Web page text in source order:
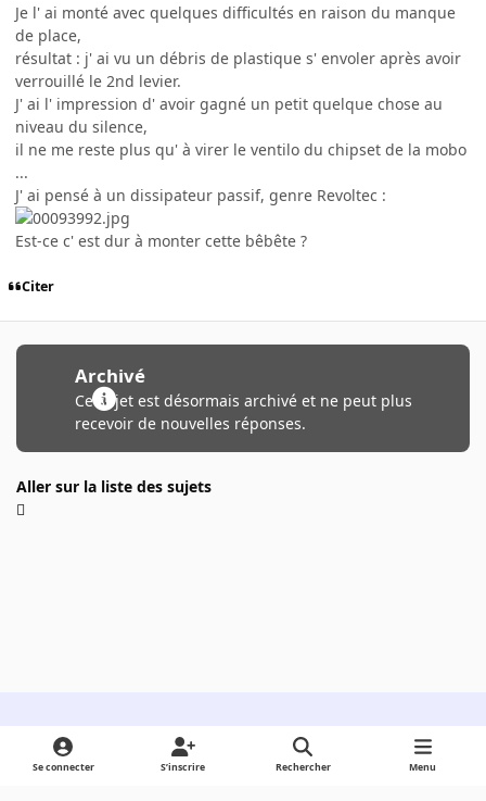
Je l' ai monté avec quelques difficultés en raison du manque
de place,
résultat : j' ai vu un débris de plastique s' envoler après avoir
verrouillé le 2nd levier.
J' ai l' impression d' avoir gagné un petit quelque chose au
niveau du silence,
il ne me reste plus qu' à virer le ventilo du chipset de la mobo
...
J' ai pensé à un dissipateur passif, genre Revoltec :
Est-ce c' est dur à monter cette bêbête ?
Citer
Archivé
Ce sujet est désormais archivé et ne peut plus
recevoir de nouvelles réponses.
Aller sur la liste des sujets
Light ModeDark ModeSystem Preference
Se connecter S’inscrire Rechercher Menu